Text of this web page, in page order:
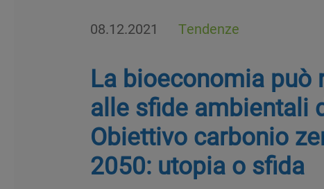
08.12.2021 Tendenze
La bioeconomia può
alle sfide ambientali
Obiettivo carbonio
2050: utopia o sfida